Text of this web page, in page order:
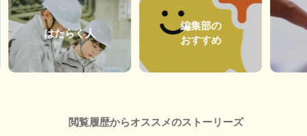
はたらく人
編集部の
おすすめ
閲覧履歴からオススメのストーリーズ